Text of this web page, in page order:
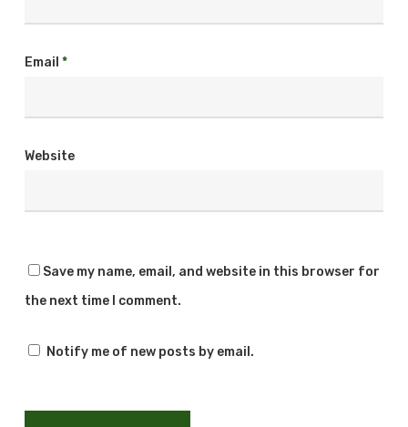
Email *
Website
Save my name, email, and website in this browser for
the next time I comment.
Notify me of new posts by email.